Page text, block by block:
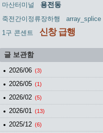
마산터미널
용전동
죽전간이정류장하행
array_splice
1구 콘센트
신창 급행
글 보관함
2026/06 (3)
2026/05 (1)
2026/02 (5)
2026/01 (13)
2025/12 (6)